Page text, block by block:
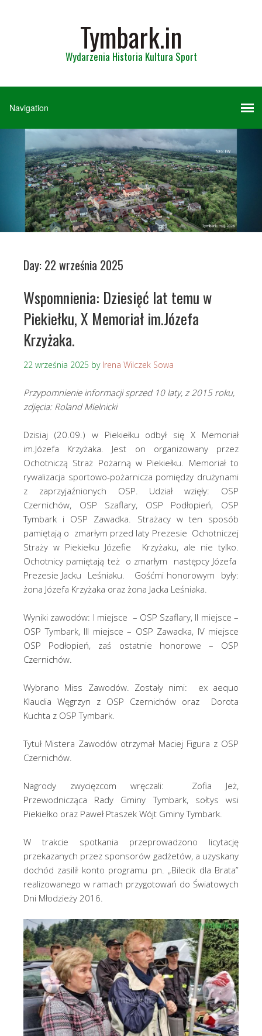
Tymbark.in
Wydarzenia Historia Kultura Sport
Day: 22 września 2025
Wspomnienia: Dziesięć lat temu w
Piekiełku, X Memoriał im.Józefa
Krzyżaka.
22 września 2025 by Irena Wilczek Sowa
Przypomnienie informacji sprzed 10 laty, z 2015 roku,
zdjęcia: Roland Mielnicki
Dzisiaj (20.09.) w Piekiełku odbył się X Memoriał
im.Józefa Krzyżaka. Jest on organizowany przez
Ochotniczą Straż Pożarną w Piekiełku. Memoriał to
rywalizacja sportowo-pożarnicza pomiędzy drużynami
z zaprzyjaźnionych OSP. Udział wzięły: OSP
Czernichów, OSP Szaflary, OSP Podłopień, OSP
Tymbark i OSP Zawadka. Strażacy w ten sposób
pamiętają o zmarłym przed laty Prezesie Ochotniczej
Straży w Piekiełku Józefie Krzyżaku, ale nie tylko.
Ochotnicy pamiętają też o zmarłym następcy Józefa
Prezesie Jacku Leśniaku. Gośćmi honorowym były:
żona Józefa Krzyżaka oraz żona Jacka Leśniaka.
Wyniki zawodów: I miejsce – OSP Szaflary, II miejsce –
OSP Tymbark, III miejsce – OSP Zawadka, IV miejsce
OSP Podłopień, zaś ostatnie honorowe – OSP
Czernichów.
Wybrano Miss Zawodów. Zostały nimi: ex aequo
Klaudia Węgrzyn z OSP Czernichów oraz Dorota
Kuchta z OSP Tymbark.
Tytuł Mistera Zawodów otrzymał Maciej Figura z OSP
Czernichów.
Nagrody zwycięzcom wręczali: Zofia Jeż,
Przewodnicząca Rady Gminy Tymbark, sołtys wsi
Piekiełko oraz Paweł Ptaszek Wójt Gminy Tymbark.
W trakcie spotkania przeprowadzono licytację
przekazanych przez sponsorów gadżetów, a uzyskany
dochód zasilił konto programu pn. „Bilecik dla Brata”
realizowanego w ramach przygotowań do Światowych
Dni Młodzieży 2016.